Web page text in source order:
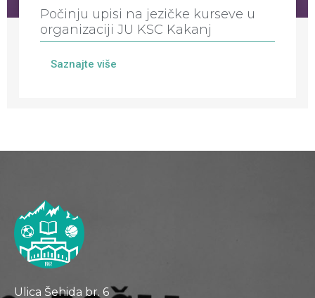
Počinju upisi na jezičke kurseve u
organizaciji JU KSC Kakanj
Saznajte više
Ulica Šehida br. 6